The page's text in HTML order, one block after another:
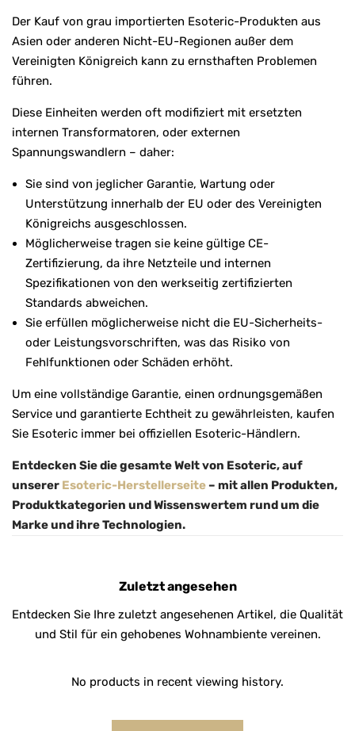
Der Kauf von grau importierten Esoteric-Produkten aus
Asien oder anderen Nicht-EU-Regionen außer dem
Vereinigten Königreich kann zu ernsthaften Problemen
führen.
Diese Einheiten werden oft modifiziert mit ersetzten
internen Transformatoren, oder externen
Spannungswandlern – daher:
Sie sind von jeglicher Garantie, Wartung oder
Unterstützung innerhalb der EU oder des Vereinigten
Königreichs ausgeschlossen.
Möglicherweise tragen sie keine gültige CE-
Zertifizierung, da ihre Netzteile und internen
Spezifikationen von den werkseitig zertifizierten
Standards abweichen.
Sie erfüllen möglicherweise nicht die EU-Sicherheits-
oder Leistungsvorschriften, was das Risiko von
Fehlfunktionen oder Schäden erhöht.
Um eine vollständige Garantie, einen ordnungsgemäßen
Service und garantierte Echtheit zu gewährleisten, kaufen
Sie Esoteric immer bei offiziellen Esoteric-Händlern.
Entdecken Sie die gesamte Welt von Esoteric, auf
unserer Esoteric-Herstellerseite– mit allen Produkten,
Produktkategorien und Wissenswertem rund um die
Marke und ihre Technologien.
Zuletzt angesehen
Entdecken Sie Ihre zuletzt angesehenen Artikel, die Qualität
und Stil für ein gehobenes Wohnambiente vereinen.
No products in recent viewing history.